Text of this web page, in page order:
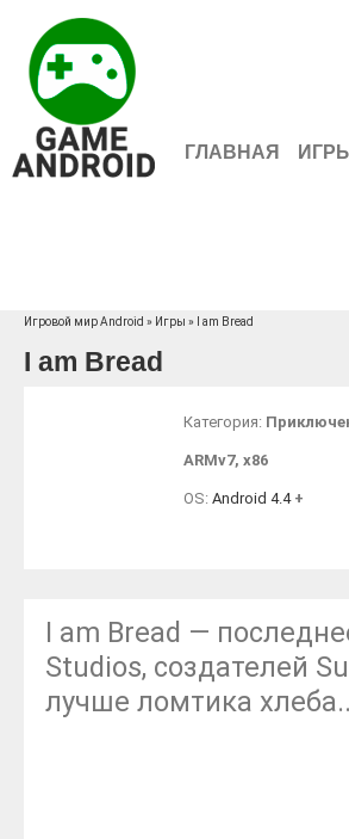
ГЛАВНАЯ ИГРЫ
Игровой мир Android » Игры » I am Bread
I am Bread
Категория:
ARMv7, x86
OS: Android 4.4+
I am Bread —
Studios, создателей
лучше ломтика